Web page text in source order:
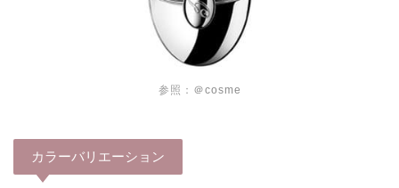
参照： ＠cosme
カラーバリエーション